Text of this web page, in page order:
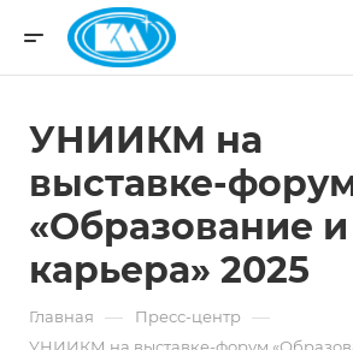
УНИИКМ на
выставке-
«Образование и
карьера» 2025
Главная — Пресс-центр —